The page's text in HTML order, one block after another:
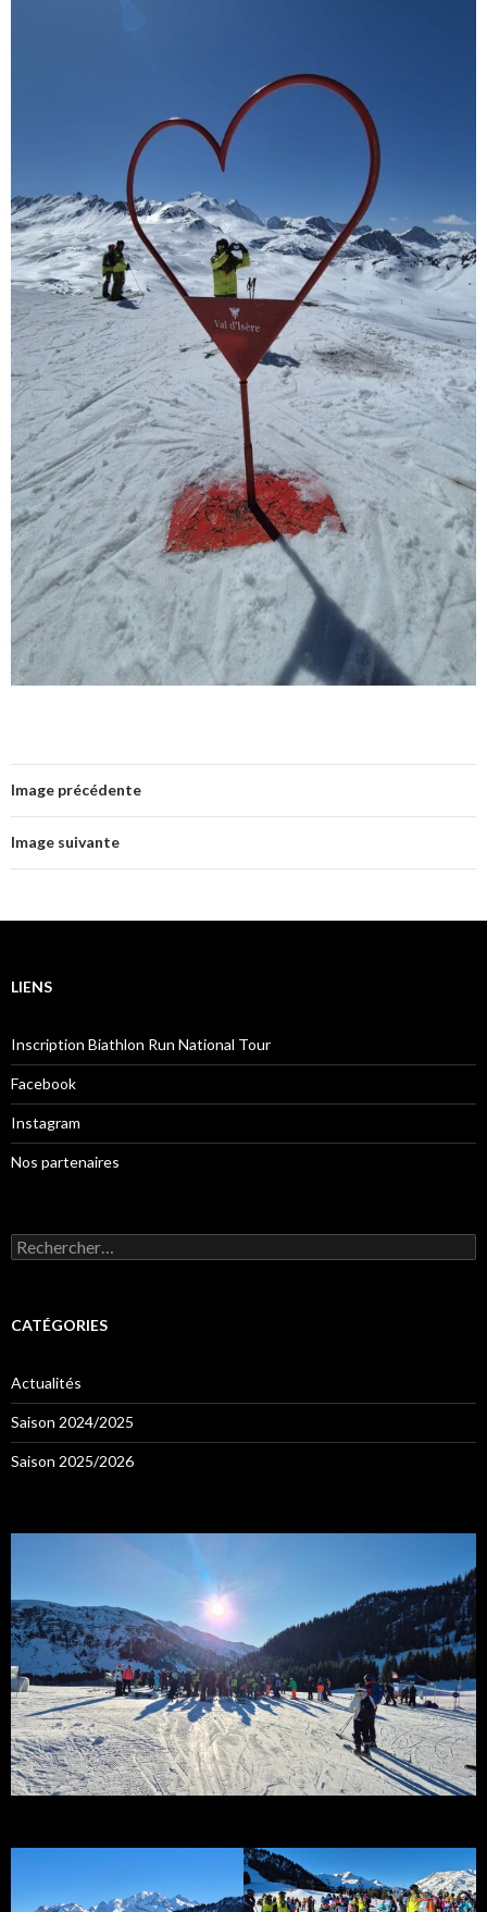
Image précédente
Image suivante
LIENS
Inscription Biathlon Run National Tour
Facebook
Instagram
Nos partenaires
Rechercher :
CATÉGORIES
Actualités
Saison 2024/2025
Saison 2025/2026